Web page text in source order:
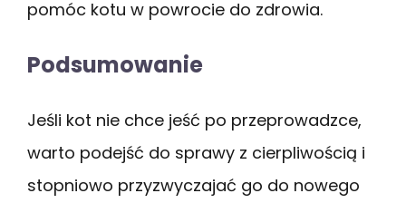
pomóc kotu w powrocie do zdrowia.
Podsumowanie
Jeśli kot nie chce jeść po przeprowadzce,
warto podejść do sprawy z cierpliwością i
stopniowo przyzwyczajać go do nowego